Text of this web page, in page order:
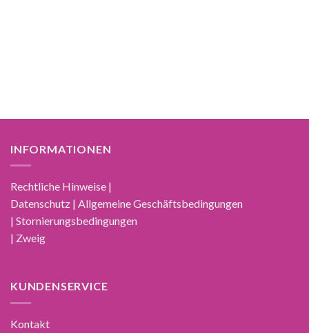
INFORMATIONEN
Rechtliche Hinweise |
Datenschutz | Allgemeine Geschäftsbedingungen
| Stornierungsbedingungen
| Zweig
KUNDENSERVICE
Kontakt